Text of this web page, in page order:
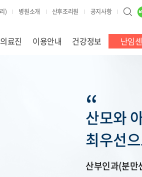
) 병원소개 산후조리원 공지사항
료진 이용안내 건강정보 난임
“
산모와
최우선
산부인과(분만